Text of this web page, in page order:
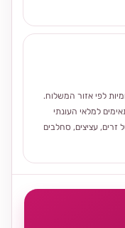
לפי אזור המשלוח.
למלאי העונתי
זרים, עציצים, סחלבים